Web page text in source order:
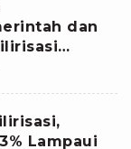
dan
Lampaui